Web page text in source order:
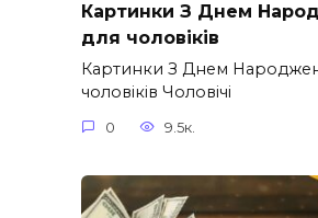
Картинки З Днем
для чоловіків​
Картинки З Днем
чоловіків​ Чоловічі
0 9.5к.